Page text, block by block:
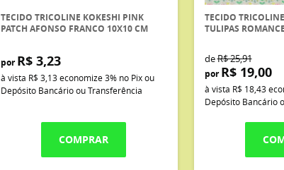
TECIDO TRICOLINE KOKESHI PINK
PATCH AFONSO FRANCO 10X10 CM
por R$ 3,23
à vista R$ 3,13economize3% no Pix ou
Depósito Bancário ou Transferência
COMPRAR
TECIDO
TULIPAS
deR$ 25,91
por R$ 19,00
à vista R$ 18,43
Depósito Bancário